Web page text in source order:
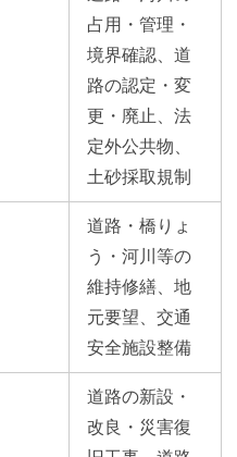
占用・管理・
境界確認、道
路の認定・変
更・廃止、法
定外公共物、
土砂採取規制
道路・橋りょ
う・河川等の
維持修繕、地
元要望、交通
安全施設整備
道路の新設・
改良・災害復